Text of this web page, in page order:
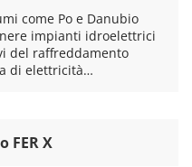
come Po e Danubio
impianti idroelettrici
del raffreddamento
di elettricità…
FER X